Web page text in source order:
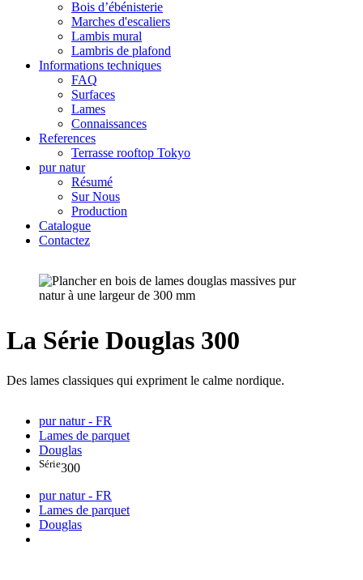
Bois d’ébénisterie
Marches d'escaliers
Lambis mural
Lambris de plafond
Informations techniques
FAQ
Surfaces
Lames
Connaissances
References
Terrasse rooftop Tokyo
pur natur
Résumé
Sur Nous
Production
Catalogue
Contactez
La Série Douglas 300
Des lames classiques qui expriment le calme nordique.
pur natur - FR
Lames de parquet
Douglas
Série300
pur natur - FR
Lames de parquet
Douglas